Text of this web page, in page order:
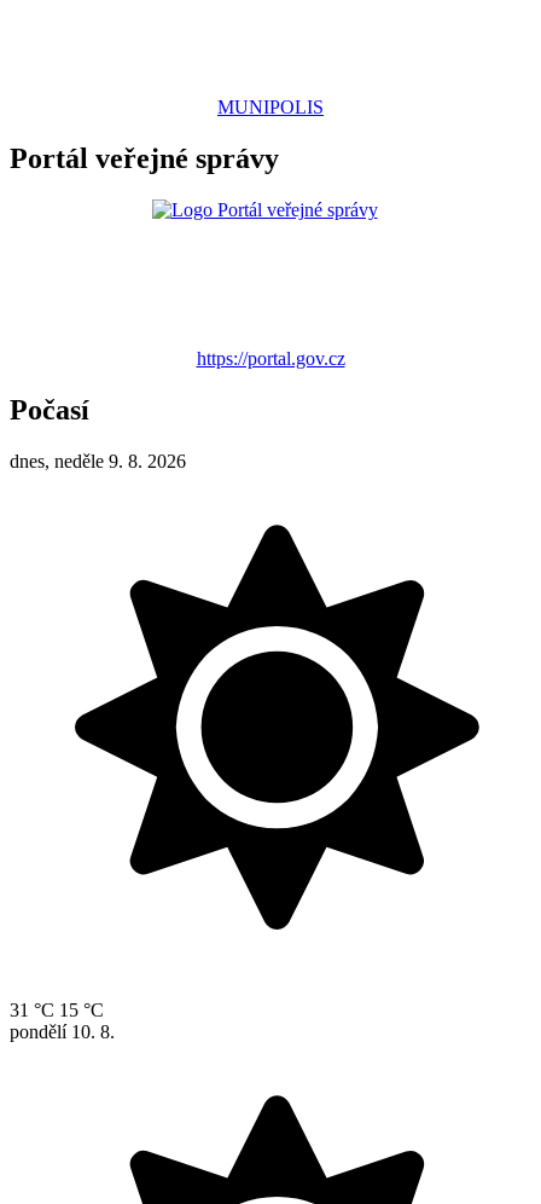
MUNIPOLIS
Portál veřejné správy
https://portal.gov.cz
Počasí
dnes, neděle 9. 8. 2026
31 °C 15 °C
pondělí 10. 8.